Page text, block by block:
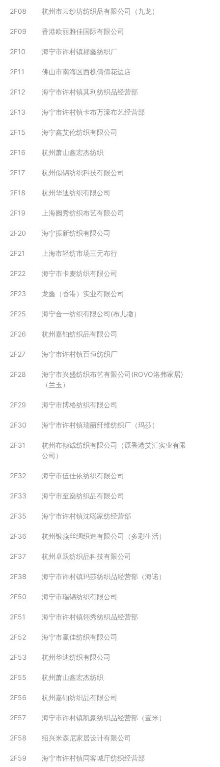
2F08 杭州市云纱坊纺织品有限公司（九龙）
2F09 香港欧丽雅佳国际有限公司
2F10 海宁市许村镇郡鑫纺织厂
2F11 佛山市南海区西樵倩倩花边店
2F12 海宁市许村镇其利纺织品经营部
2F13 海宁市许村镇卡布万濠布艺经营部
2F15 海宁鑫艾伦纺织有限公司
2F16 杭州萧山鑫宏杰纺织
2F17 杭州似锦纺织科技有限公司
2F18 杭州华迪纺织有限公司
2F19 上海阙秀纺织布艺有限公司
2F20 海宁振新纺织有限公司
2F21 上海市轻纺市场三元布行
2F22 海宁市卡麦纺织有限公司
2F23 龙鑫（香港）实业有限公司
2F25 海宁合一纺织有限公司(布儿撒）
2F26 杭州嘉铂纺织品有限公司
2F27 海宁市许村镇百恒纺织厂
2F28
海宁市兴盛纺织布艺有限公司(ROVO洛弗家居)
（兰玉）
2F29 海宁市博格纺织有限公司
2F30 海宁市许村镇瑞丽纤维纺织厂（玛莎）
2F31
杭州布倾诚纺织有限公司（原香港艾汇实业有限
公司）
2F32 海宁市伍佳依纺织有限公司
2F33 海宁市至燊纺织品有限公司
2F35 海宁市许村镇沈聪家纺经营部
2F36 杭州银燕丝绸织造有限公司（多彩生活）
2F37 杭州卓跃纺织品科技有限公司
2F38 海宁市许村镇玛莎纺织品经营部（海诺）
2F50 海宁市瑞锦纺织有限公司
2F51 海宁市许村镇翎秀纺织品经营部
2F52 海宁市赢佳纺织有限公司
2F53 杭州华迪纺织有限公司
2F55 杭州萧山鑫宏杰纺织
2F56 杭州嘉铂纺织品有限公司
2F57 海宁市许村镇凯豪纺织品经营部（壹米）
2F58 绍兴米森尼家居设计有限公司
2F59 海宁市许村镇同客城厅纺织经营部